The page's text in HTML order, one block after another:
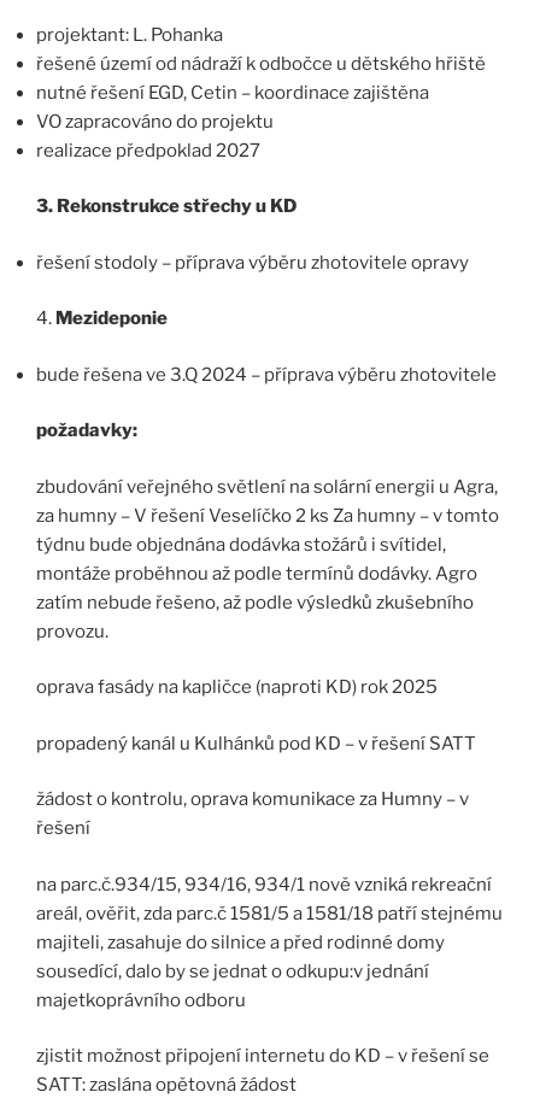
projektant: L. Pohanka
řešené území od nádraží k odbočce u dětského hřiště
nutné řešení EGD, Cetin – koordinace zajištěna
VO zapracováno do projektu
realizace předpoklad 2027
3. Rekonstrukce střechy u KD
řešení stodoly – příprava výběru zhotovitele opravy
4. Mezideponie
bude řešena ve 3.Q 2024 – příprava výběru zhotovitele
požadavky:
zbudování veřejného světlení na solární energii u Agra,
za humny – V řešení Veselíčko 2 ks Za humny – v tomto
týdnu bude objednána dodávka stožárů i svítidel,
montáže proběhnou až podle termínů dodávky. Agro
zatím nebude řešeno, až podle výsledků zkušebního
provozu.
oprava fasády na kapličce (naproti KD) rok 2025
propadený kanál u Kulhánků pod KD – v řešení SATT
žádost o kontrolu, oprava komunikace za Humny – v
řešení
na parc.č.934/15, 934/16, 934/1 nově vzniká rekreační
areál, ověřit, zda parc.č 1581/5 a 1581/18 patří stejnému
majiteli, zasahuje do silnice a před rodinné domy
sousedící, dalo by se jednat o odkupu:v jednání
majetkoprávního odboru
zjistit možnost připojení internetu do KD – v řešení se
SATT: zaslána opětovná žádost